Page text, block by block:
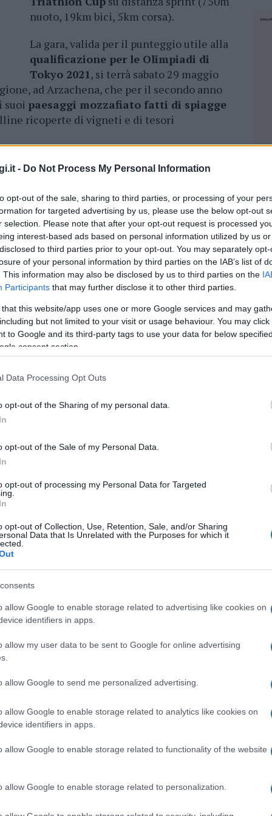
- Do Not Process My Personal Information
opt-out of the sale, sharing to third parties, or processing of your
for targeted advertising by us, please use the below opt-out
selection. Please note that after your opt-out request is processed
interest-based ads based on personal information utilized by us
to third parties prior to your opt-out. You may separately
of your personal information by third parties on the IAB’s list of
This information may also be disclosed by us to third parties on the
Participants that may further disclose it to other third parties.
that this website/app uses one or more Google services and may
but not limited to your visit or usage behaviour. You may
to Google and its third-party tags to use your data for below
consent section.
Data Processing Opt Outs
opt-out of the Sharing of my personal data.
opt-out of the Sale of my Personal Data.
opt-out of processing my Personal Data for Targeted
opt-out of Collection, Use, Retention, Sale, and/or Sharing
Data that Is Unrelated with the Purposes for which it
allow Google to enable storage related to advertising like cookies on
identifiers in apps.
allow my user data to be sent to Google for online advertising
allow Google to send me personalized advertising.
allow Google to enable storage related to analytics like cookies on
identifiers in apps.
allow Google to enable storage related to functionality of the website
allow Google to enable storage related to personalization.
nuoto, 19km bici, 5km corsa).
La gara, valida per il punteggio utile alla
qualificazione per le Olimpiadi di
Tokyo 2021, si terrà sabato 29 maggio
ad Arzachena, che per il secondo anno
suoi paesaggi mozzafiato fatti di spiagge
ricoperte di vigneti e di tesori
sul profilo tecnico ed
interamente pianeggiante
sguardo sempre rivolto al mare
sicuramente l’area di transizione, in
il Parco Riva Azzurra, un palcoscenico
presente di seguire tutte le fasi di gara e
anti Covid.
stellari e sul sito di World Triathlon
uomini e i 70 nomi della categoria
5 continenti,140atleti di prima grandezza
Sardegna come destinazione sfidante e
tutti del panorama internazionale: per gli
Vincent Luisvincitore dell’edizione
olimpico
Alistair Brownlee
dell’edizione 2020. Per quanto riguarda
di
a difendere i colori azzurri in campo
da
e Carlotta Missaglia
– dice Riccardo Giubilei, presidente
– Dopo un anno difficile per lo sport, siamo
internazionale di eccellenza proprio
sotto il profilo organizzativo e dagli
tracciato affascinante e impegnativo. La
di grande
dai Giochi Olimpici di Tokyo”.
Triathlon Cup Arzachena e Triathlon
nel nostro lavoro in un momento
e turistico. Un lavoro che abbiamo portato
– afferma Sandro Salerno, General
Locale – Il nostro intento è quello di
gli standard organizzativigià
edizioni, per una sfida all’altezza di
ai
e non vediamo l’ora di accoglierli nella
ideato per stimolare e soddisfare le migliori